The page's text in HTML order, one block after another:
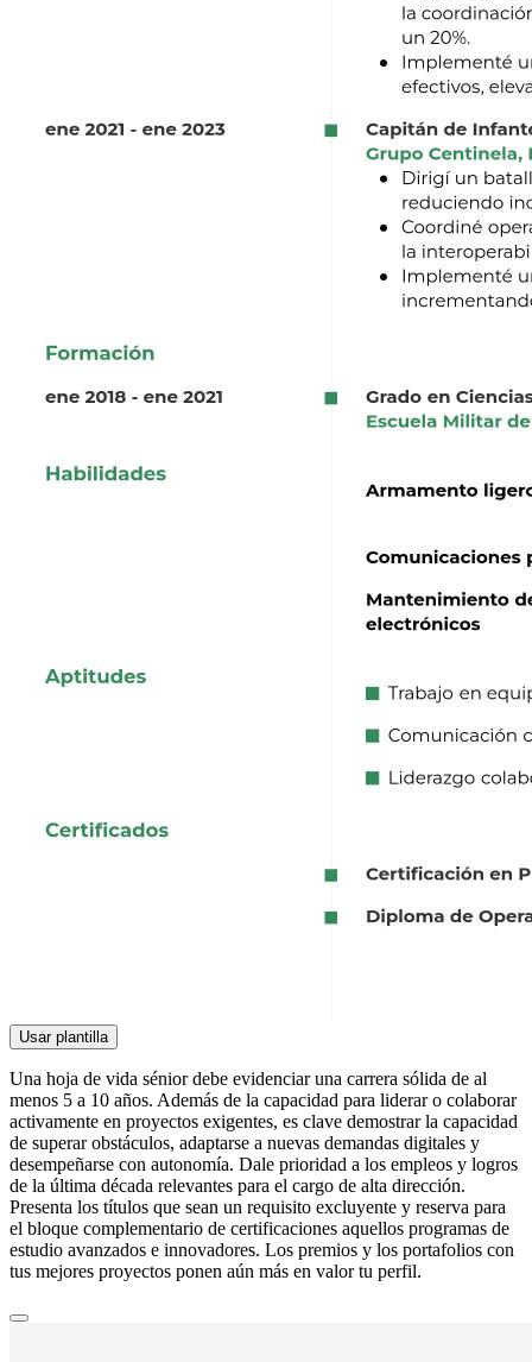
Usar plantilla
Una hoja de vida sénior debe evidenciar una carrera sólida de al
menos 5 a 10 años. Además de la capacidad para liderar o colaborar
activamente en proyectos exigentes, es clave demostrar la capacidad
de superar obstáculos, adaptarse a nuevas demandas digitales y
desempeñarse con autonomía. Dale prioridad a los empleos y logros
de la última década relevantes para el cargo de alta dirección.
Presenta los títulos que sean un requisito excluyente y reserva para
el bloque complementario de certificaciones aquellos programas de
estudio avanzados e innovadores. Los premios y los portafolios con
tus mejores proyectos ponen aún más en valor tu perfil.